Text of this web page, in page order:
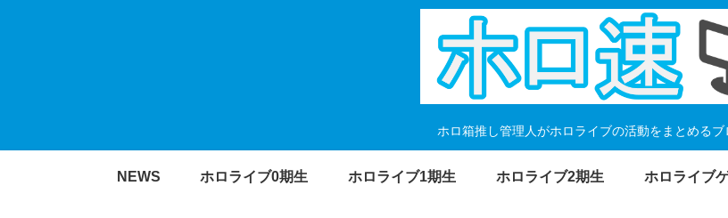
ホロ箱推し管理人がホロライブの活動をまとめるブ
NEWS ホロライブ0期生 ホロライブ1期生 ホロライブ2期生 ホロライブ